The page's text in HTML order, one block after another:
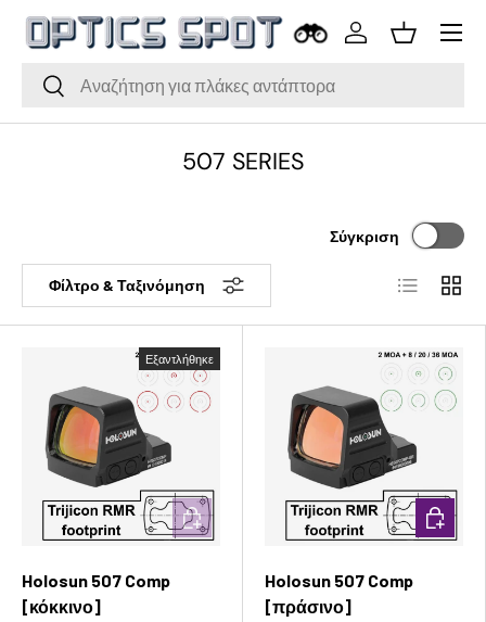
Μετάβαση στο περιεχόμενο
Αναζήτηση
Αναζήτηση
ΣύνδεσηΚαλάθι
Μενού
507 SERIES
Φίλτρο & Ταξινόμηση
Σύγκριση
Λίστα
Εξαντλήθηκε
Holosun 507 Comp
[κόκκινο]
Προσθήκη στο καλάθι
Holosun 507 Comp
[πράσινο]